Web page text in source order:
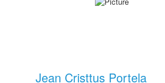
Jean Cristtus Portela